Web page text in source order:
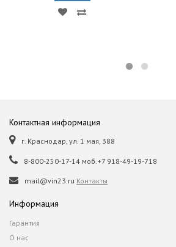
Контактная информация
г. Краснодар, ул. 1 мая, 388
8-800-250-17-14 моб.+7 918-49-19-718
mail@vin23.ru Контакты
Информация
Гарантия
О нас